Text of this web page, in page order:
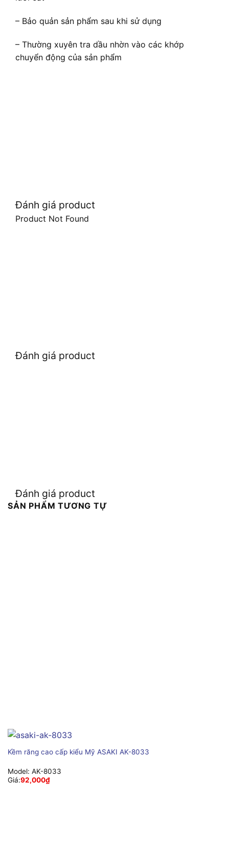
– Bảo quản sản phẩm sau khi sử dụng
– Thường xuyên tra dầu nhờn vào các khớp
chuyển động của sản phẩm
Đánh giá product
Product Not Found
Đánh giá product
Đánh giá product
SẢN PHẨM TƯƠNG TỰ
Kềm răng cao cấp kiểu Mỹ ASAKI AK-8033
Model: AK-8033
Giá:92,000₫